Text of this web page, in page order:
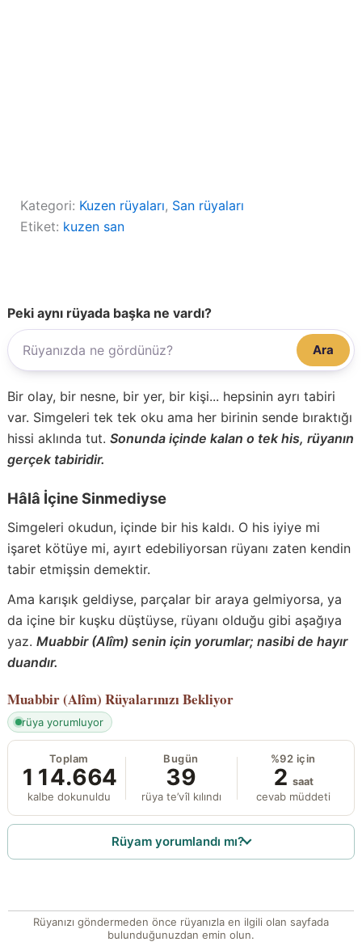
Kategori: Kuzen rüyaları, San rüyaları
Etiket: kuzen san
Peki aynı rüyada başka ne vardı?
Ara
Bir olay, bir nesne, bir yer, bir kişi... hepsinin ayrı tabiri
var. Simgeleri tek tek oku ama her birinin sende bıraktığı
hissi aklında tut. Sonunda içinde kalan o tek his, rüyanın
gerçek tabiridir.
Hâlâ İçine Sinmediyse
Simgeleri okudun, içinde bir his kaldı. O his iyiye mi
işaret kötüye mi, ayırt edebiliyorsan rüyanı zaten kendin
tabir etmişsin demektir.
Ama karışık geldiyse, parçalar bir araya gelmiyorsa, ya
da içine bir kuşku düştüyse, rüyanı olduğu gibi aşağıya
yaz. Muabbir (Alîm) senin için yorumlar; nasibi de hayır
duandır.
Muabbir (Alîm) Rüyalarınızı Bekliyor
rüya yorumluyor
Toplam
114.664
kalbe dokunuldu
Bugün
39
rüya te’vîl kılındı
%92 için
2 saat
cevab müddeti
Rüyam yorumlandı mı?
Rüyanızı göndermeden önce rüyanızla en ilgili olan sayfada
bulunduğunuzdan emin olun.